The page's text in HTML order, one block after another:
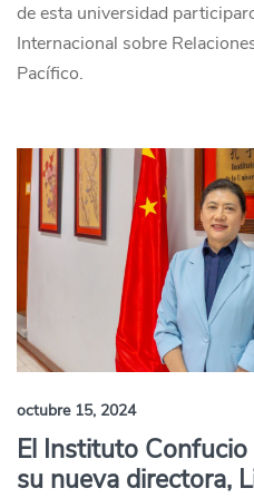
de esta universidad
Internacional sobre
Pacífico.
octubre 15, 2024
El Instituto
su nueva directora,